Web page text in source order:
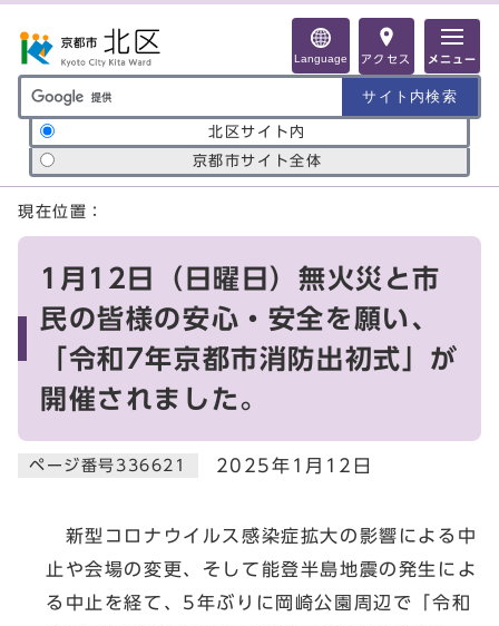
Language アクセス メニュー
サイト内検索の範囲
北区サイト内
京都市サイト全体
ここから本文です
現在位置：
1月12日（日曜日）無火災と市
民の皆様の安心・安全を願い、
「令和7年京都市消防出初式」が
開催されました。
ページ番号336621 2025年1月12日
新型コロナウイルス感染症拡大の影響による中
止や会場の変更、そして能登半島地震の発生によ
る中止を経て、5年ぶりに岡崎公園周辺で「令和